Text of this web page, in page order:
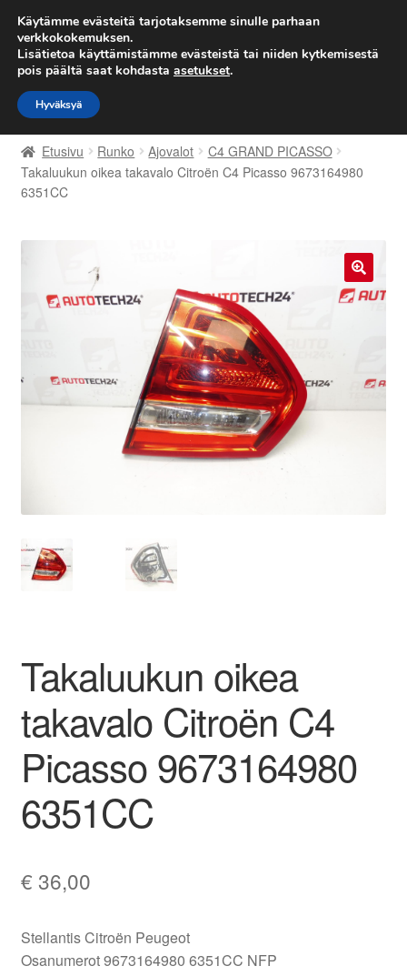
TOIMITUS alkaen 7 EUR
Siirry
navigointiin
Siirry
sisältöön
Etusivu
Kärry
Maailmanlaajuinen toimitus
Meistä
Tarkista
Valitukset
Etusivu Runko Ajovalot
C4 GRAND PICASSO
Takaluukun oikea takavalo Citroën C4 Picasso 9673164980
6351CC
🔍
Takaluukun oikea
takavalo Citroën C4
Picasso 9673164980
6351CC
€ 36,00
Stellantis Citroën Peugeot
Osanumerot 9673164980 6351CC NFP
Käytämme evästeitä tarjotaksemme sinulle parhaan
verkkokokemuksen.
Lisätietoa käyttämistämme evästeistä tai niiden kytkemisestä
pois päältä saat kohdasta asetukset.
Hyväksyä